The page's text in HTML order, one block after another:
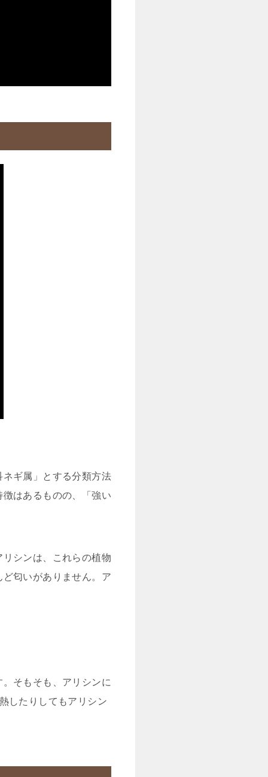
ギ属」とする分類方法
はあるものの、「強い
シンは、これらの植物
匂いがありません。ア
そもそも、アリシンに
したりしてもアリシン